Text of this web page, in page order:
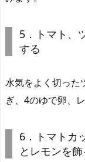
5．トマト、
する
水気をよく切った
ぎ、4のゆで卵、
6．トマトカ
とレモンを飾